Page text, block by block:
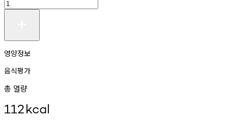
영양정보
음식평가
총 열량
112kcal